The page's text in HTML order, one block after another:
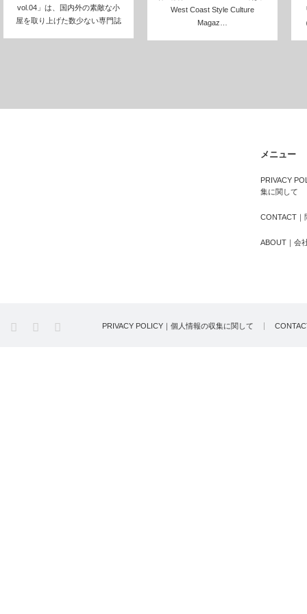
vol.04」は、国内外の素敵な小
屋を取り上げた数少ない専門誌
West Coast Style Culture
Magaz…
メニュー
PRIVACY
集に関して
CONTACT｜
ABOUT｜会
PRIVACY POLICY｜個人情報の収集に関して